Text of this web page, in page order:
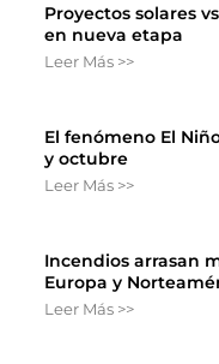
Proyectos solares
en nueva etapa
Leer Más >>
El fenómeno El
y octubre
Leer Más >>
Incendios arrasan
Europa y
Leer Más >>